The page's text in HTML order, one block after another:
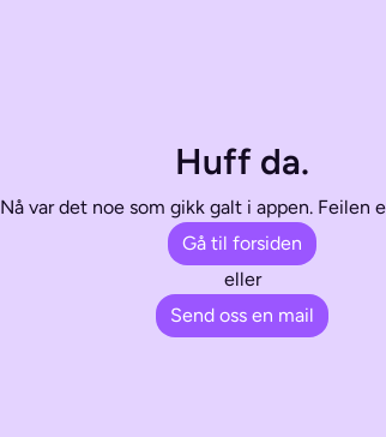
Huff da.
Nå var det noe som gikk galt i appen. Feilen
Gå til forsiden
eller
Send oss en mail